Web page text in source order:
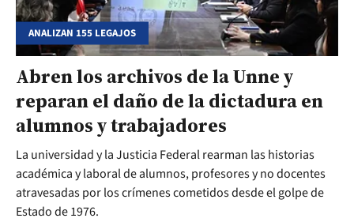
ANALIZAN 155 LEGAJOS
Abren los archivos de la Unne y
reparan el daño de la dictadura en
alumnos y trabajadores
La universidad y la Justicia Federal rearman las historias
académica y laboral de alumnos, profesores y no docentes
atravesadas por los crímenes cometidos desde el golpe de
Estado de 1976.